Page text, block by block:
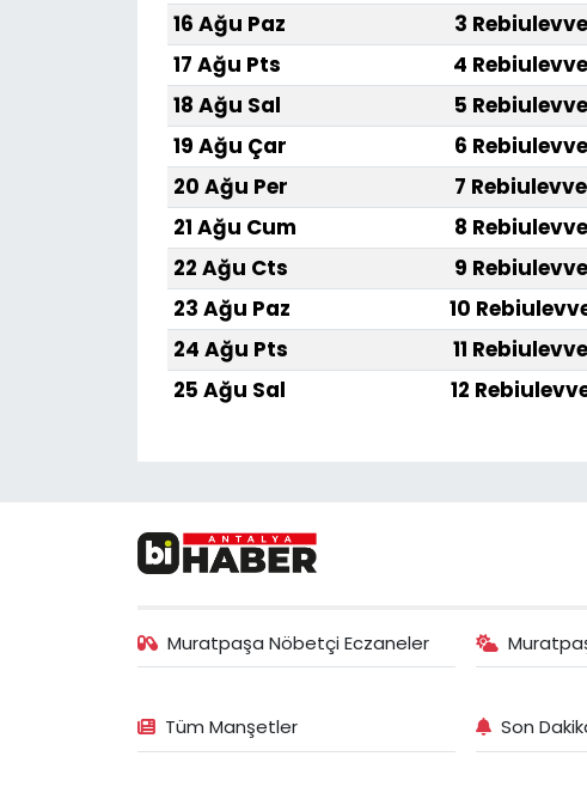
16 Ağu Paz
3
17 Ağu Pts
4
18 Ağu Sal
5
19 Ağu Çar
6
20 Ağu Per
7
21 Ağu Cum
8
22 Ağu Cts
9
23 Ağu Paz
10
24 Ağu Pts
11
25 Ağu Sal
12
Muratpaşa Nöbetçi Eczaneler
Tüm Manşetler Son